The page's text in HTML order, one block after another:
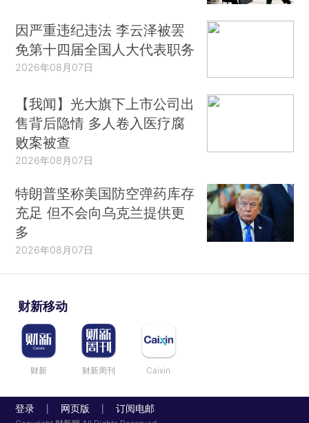
因严重违纪违法 李云泽被罢
免第十四届全国人大代表职务
2026年08月07日
【我闻】光大旗下上市公司出
售背后隐情 多人卷入医疗腐
败案被查
2026年08月07日
特朗普坚称美国防空弹药库存
充足 但不会向乌克兰提供更
多
2026年08月07日
财新移动
财新 财新周刊 Caixin
登录 网页版 订阅电邮